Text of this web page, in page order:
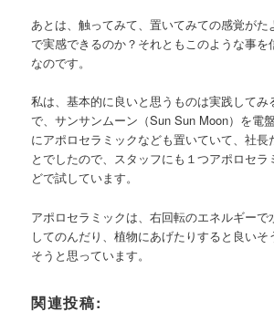
あとは、触ってみて、置いてみての感覚がた
で実感できるのか？それともこのような事を
なのです。
私は、基本的に良いと思うものは実践してみ
で、サンサンムーン（Sun Sun Moon）を電
にアポロセラミックなども置いていて、社長
とでしたので、スタッフにも１つアポロセラ
どで試しています。
アポロセラミックは、右回転のエネルギー
してのんだり、植物にあげたりすると良い
そうと思っています。
関連投稿: